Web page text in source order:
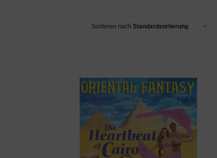
Sortieren nach Standardsortierung